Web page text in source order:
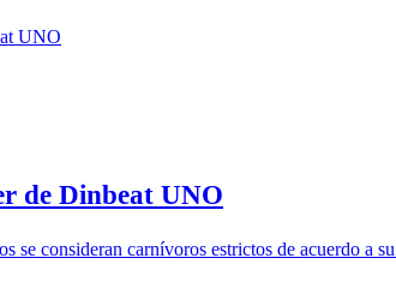
de Dinbeat UNO
se consideran carnívoros estrictos de acuerdo a